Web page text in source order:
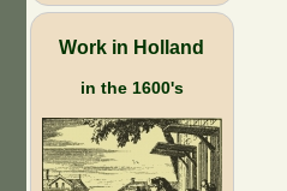
Work in Holland
in the 1600's